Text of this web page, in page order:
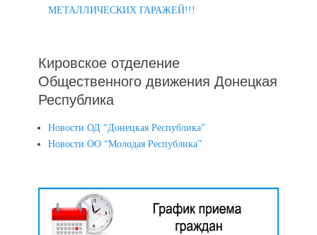
МЕТАЛЛИЧЕСКИХ ГАРАЖЕЙ!!!
Кировское отделение
Общественного движения Донецкая
Республика
Новости ОД “Донецкая Республика”
Новости ОО “Молодая Республика”